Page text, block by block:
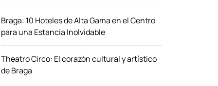
Braga: 10 Hoteles de Alta Gama en el Centro
para una Estancia Inolvidable
Theatro Circo: El corazón cultural y artístico
de Braga